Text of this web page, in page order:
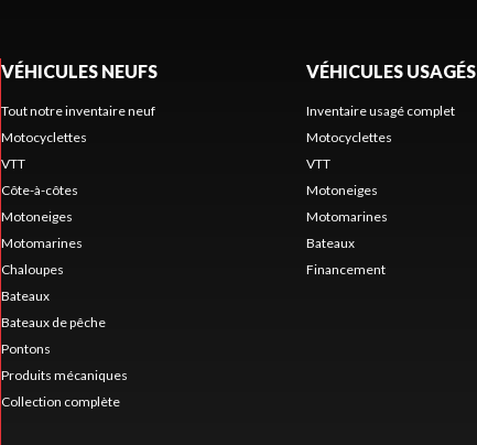
VÉHICULES NEUFS
Tout notre inventaire neuf
Motocyclettes
VTT
Côte-à-côtes
Motoneiges
Motomarines
Chaloupes
Bateaux
Bateaux de pêche
Pontons
Produits mécaniques
Collection complète
VÉHICULES USAGÉS
Inventaire usagé complet
Motocyclettes
VTT
Motoneiges
Motomarines
Bateaux
Financement